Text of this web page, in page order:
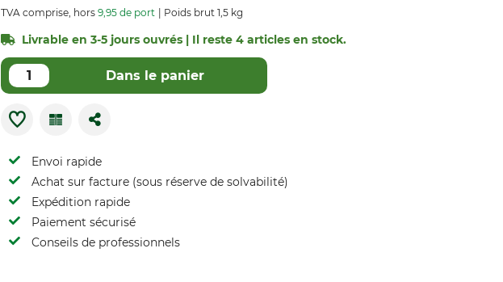
TVA comprise, hors 9,95 de port Poids brut 1,5 kg
Livrable en 3-5 jours ouvrés | Il reste 4 articles en stock.
Dans le panier
Envoi rapide
Achat sur facture (sous réserve de solvabilité)
Expédition rapide
Paiement sécurisé
Conseils de professionnels